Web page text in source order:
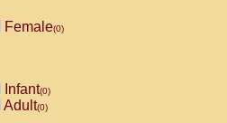
Female(0)
Infant(0)
Adult(0)